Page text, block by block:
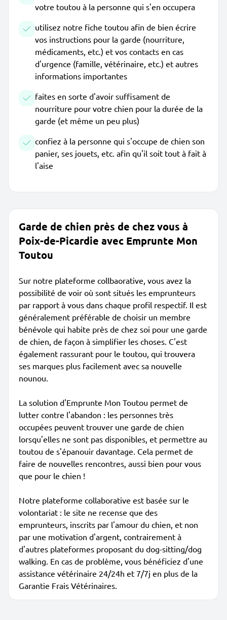
votre toutou à la personne qui s'en occupera
utilisez notre fiche toutou afin de bien écrire
vos instructions pour la garde (nourriture,
médicaments, etc.) et vos contacts en cas
d'urgence (famille, vétérinaire, etc.) et autres
informations importantes
faites en sorte d'avoir suffisament de
nourriture pour votre chien pour la durée de la
garde (et même un peu plus)
confiez à la personne qui s'occupe de chien son
panier, ses jouets, etc. afin qu'il soit tout à fait à
l'aise
Garde de chien près de chez vous à
Poix-de-Picardie avec Emprunte Mon
Toutou
Sur notre plateforme collbaorative, vous avez la
possibilité de voir où sont situés les emprunteurs
par rapport à vous dans chaque profil respectif. Il est
généralement préférable de choisir un membre
bénévole qui habite près de chez soi pour une garde
de chien, de façon à simplifier les choses. C'est
également rassurant pour le toutou, qui trouvera
ses marques plus facilement avec sa nouvelle
nounou.
La solution d'Emprunte Mon Toutou permet de
lutter contre l'abandon : les personnes très
occupées peuvent trouver une garde de chien
lorsqu'elles ne sont pas disponibles, et permettre au
toutou de s'épanouir davantage. Cela permet de
faire de nouvelles rencontres, aussi bien pour vous
que pour le chien !
Notre plateforme collaborative est basée sur le
volontariat : le site ne recense que des
emprunteurs, inscrits par l'amour du chien, et non
par une motivation d'argent, contrairement à
d'autres plateformes proposant du dog-sitting/dog
walking. En cas de problème, vous bénéficiez d'une
assistance vétérinaire 24/24h et 7/7j en plus de la
Garantie Frais Vétérinaires.